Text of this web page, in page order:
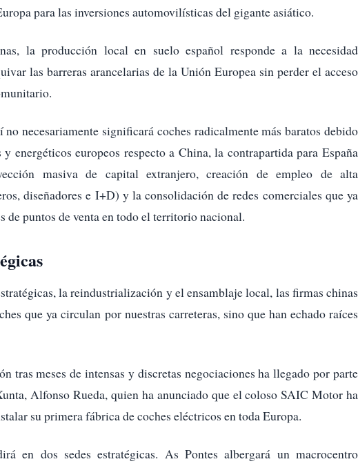
para las inversiones automovilísticas del gigante asiático.
la producción local en suelo español responde a la necesidad
las barreras arancelarias de la Unión Europea sin perder el acceso
necesariamente significará coches radicalmente más baratos debido
energéticos europeos respecto a China, la contrapartida para España
masiva de capital extranjero, creación de empleo de alta
diseñadores e I+D) y la consolidación de redes comerciales que ya
de puntos de venta en todo el territorio nacional.
la reindustrialización y el ensamblaje local, las firmas chinas
que ya circulan por nuestras carreteras, sino que han echado raíces
tras meses de intensas y discretas negociaciones ha llegado por parte
Alfonso Rueda, quien ha anunciado que el coloso SAIC Motor ha
su primera fábrica de coches eléctricos en toda Europa.
en dos sedes estratégicas. As Pontes albergará un macrocentro